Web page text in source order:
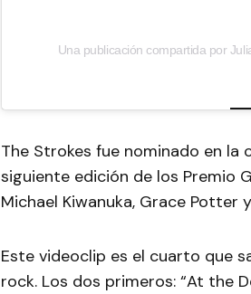
Una publicación compartida por
The Strokes fue nominado en la
siguiente edición de los Premio
Michael Kiwanuka, Grace Potter
Este videoclip es el cuarto que
rock. Los dos primeros: “At the